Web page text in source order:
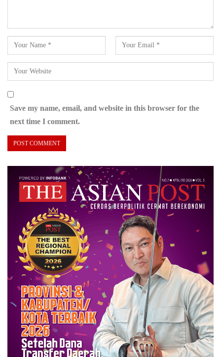
Save my name, email, and website in this browser for the
next time I comment.